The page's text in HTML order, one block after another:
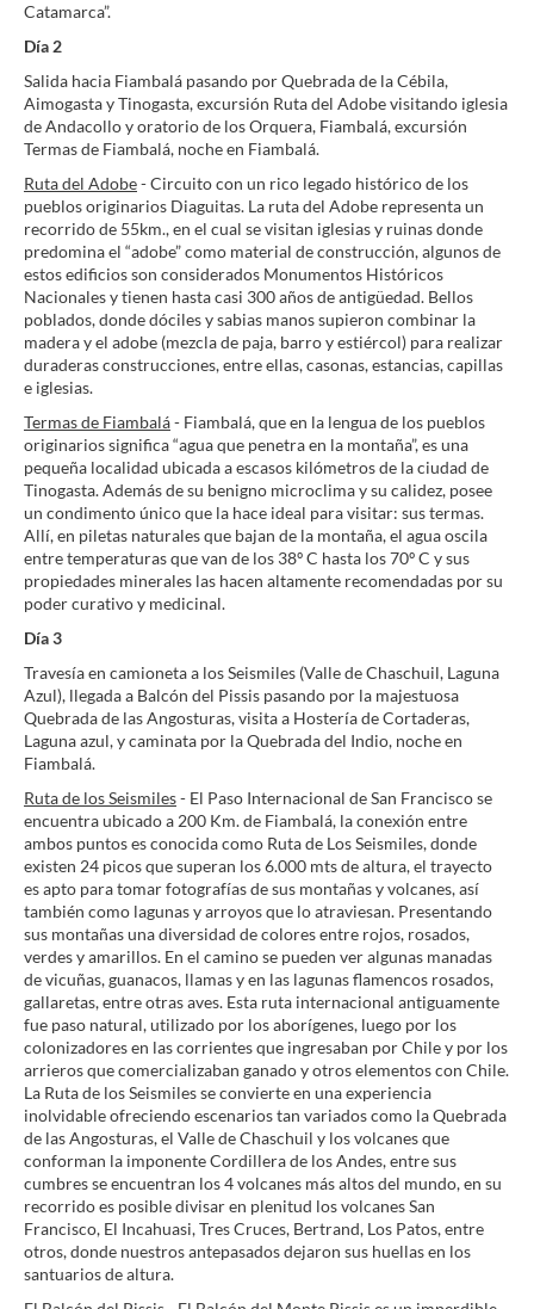
Catamarca”.
Día 2
Salida hacia Fiambalá pasando por Quebrada de la Cébila,
Aimogasta y Tinogasta, excursión Ruta del Adobe visitando iglesia
de Andacollo y oratorio de los Orquera, Fiambalá, excursión
Termas de Fiambalá, noche en Fiambalá.
Ruta del Adobe- Circuito con un rico legado histórico de los
pueblos originarios Diaguitas. La ruta del Adobe representa un
recorrido de 55km., en el cual se visitan iglesias y ruinas donde
predomina el “adobe” como material de construcción, algunos de
estos edificios son considerados Monumentos Históricos
Nacionales y tienen hasta casi 300 años de antigüedad. Bellos
poblados, donde dóciles y sabias manos supieron combinar la
madera y el adobe (mezcla de paja, barro y estiércol) para realizar
duraderas construcciones, entre ellas, casonas, estancias, capillas
e iglesias.
Termas de Fiambalá- Fiambalá, que en la lengua de los pueblos
originarios significa “agua que penetra en la montaña”, es una
pequeña localidad ubicada a escasos kilómetros de la ciudad de
Tinogasta. Además de su benigno microclima y su calidez, posee
un condimento único que la hace ideal para visitar: sus termas.
Allí, en piletas naturales que bajan de la montaña, el agua oscila
entre temperaturas que van de los 38º C hasta los 70º C y sus
propiedades minerales las hacen altamente recomendadas por su
poder curativo y medicinal.
Día 3
Travesía en camioneta a los Seismiles (Valle de Chaschuil, Laguna
Azul), llegada a Balcón del Pissis pasando por la majestuosa
Quebrada de las Angosturas, visita a Hostería de Cortaderas,
Laguna azul, y caminata por la Quebrada del Indio, noche en
Fiambalá.
Ruta de los Seismiles- El Paso Internacional de San Francisco se
encuentra ubicado a 200 Km. de Fiambalá, la conexión entre
ambos puntos es conocida como Ruta de Los Seismiles, donde
existen 24 picos que superan los 6.000 mts de altura, el trayecto
es apto para tomar fotografías de sus montañas y volcanes, así
también como lagunas y arroyos que lo atraviesan. Presentando
sus montañas una diversidad de colores entre rojos, rosados,
verdes y amarillos. En el camino se pueden ver algunas manadas
de vicuñas, guanacos, llamas y en las lagunas flamencos rosados,
gallaretas, entre otras aves. Esta ruta internacional antiguamente
fue paso natural, utilizado por los aborígenes, luego por los
colonizadores en las corrientes que ingresaban por Chile y por los
arrieros que comercializaban ganado y otros elementos con Chile.
La Ruta de los Seismiles se convierte en una experiencia
inolvidable ofreciendo escenarios tan variados como la Quebrada
de las Angosturas, el Valle de Chaschuil y los volcanes que
conforman la imponente Cordillera de los Andes, entre sus
cumbres se encuentran los 4 volcanes más altos del mundo, en su
recorrido es posible divisar en plenitud los volcanes San
Francisco, El Incahuasi, Tres Cruces, Bertrand, Los Patos, entre
otros, donde nuestros antepasados dejaron sus huellas en los
santuarios de altura.